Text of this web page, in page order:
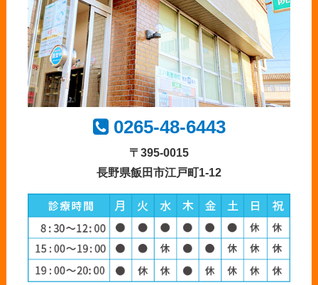
0265-48-6443
〒395-0015
長野県飯田市江戸町1-12